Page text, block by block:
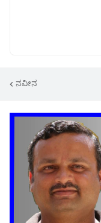
ನವೀನ